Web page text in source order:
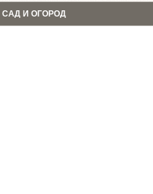
САД И ОГОРОД